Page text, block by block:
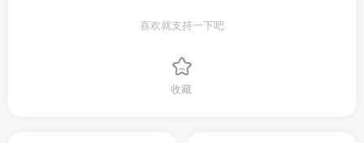
喜欢就支持一下吧
收藏